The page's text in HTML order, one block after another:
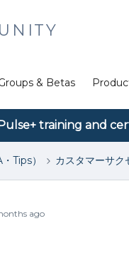
& Betas
training and
Tips） カスタマーサク
ago